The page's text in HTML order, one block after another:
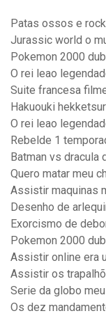
Patas ossos e
Jurassic world o
Pokemon 2000
O rei leao
Suite francesa
Hakuouki
O rei leao
Rebelde 1
Batman vs
Quero matar meu
Assistir maquinas
Desenho de
Exorcismo de
Pokemon 2000
Assistir online era
Assistir os
Serie da globo
Os dez